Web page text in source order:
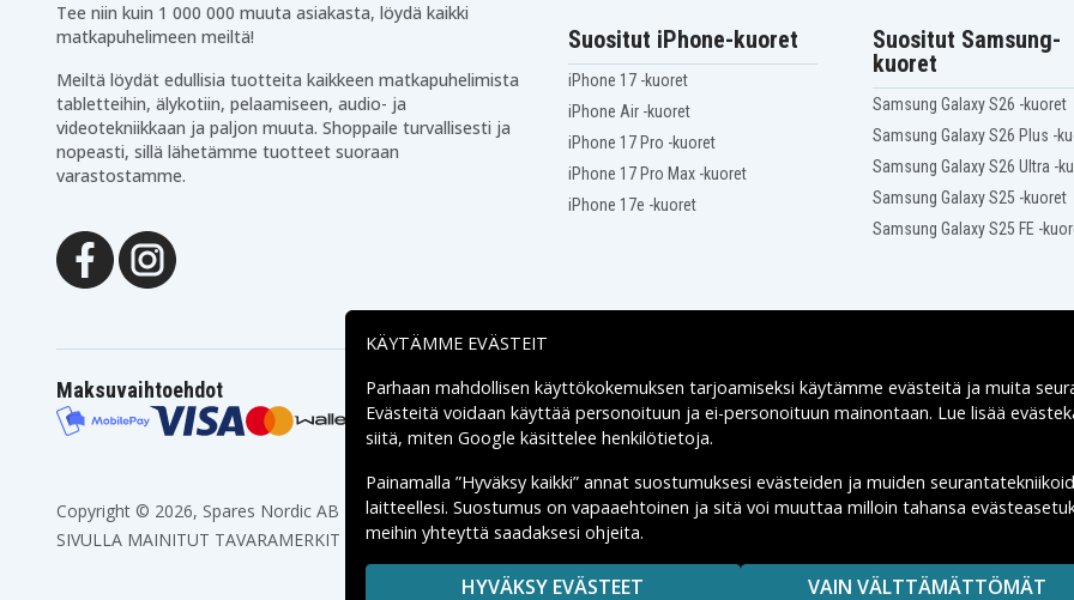
Tee niin kuin 1 000 000 muuta asiakasta, löydä kaikki
matkapuhelimeen meiltä!
Meiltä löydät edullisia tuotteita kaikkeen matkapuhelimista
tabletteihin, älykotiin, pelaamiseen, audio- ja
videotekniikkaan ja paljon muuta. Shoppaile turvallisesti ja
nopeasti, sillä lähetämme tuotteet suoraan
varastostamme.
Suositut iPhone-kuoret
iPhone 17 -kuoret
iPhone Air -kuoret
iPhone 17 Pro -kuoret
iPhone 17 Pro Max -kuoret
iPhone 17e -kuoret
Suositut Samsung-
kuoret
Samsung Galaxy S26 -kuoret
Samsung Galaxy S26 Plus -
Samsung Galaxy S26 Ultra -
Samsung Galaxy S25 -kuoret
Samsung Galaxy S25 FE -
Maksuvaihtoehdot Toimitusvaihtoehdot
Copyright © 2026, Spares Nordic AB
SIVULLA MAINITUT TAVARAMERKIT OVAT OMISTAJIENSA OMAISUUTTA.
KÄYTÄMME EVÄSTEIT
Parhaan mahdollisen käyttökokemuksen tarjoamiseksi käytämme evästeitä ja muita
Evästeitä voidaan käyttää personoituun ja ei-personoituun mainontaan. Lue lisää
siitä, miten Google käsittelee henkilötietoja.
Painamalla ”Hyväksy kaikki” annat suostumuksesi evästeiden ja muiden
laitteellesi. Suostumus on vapaaehtoinen ja sitä voi muuttaa milloin tahansa
meihin yhteyttä saadaksesi ohjeita.
HYVÄKSY EVÄSTEET VAIN VÄLTTÄMÄTTÖMÄT